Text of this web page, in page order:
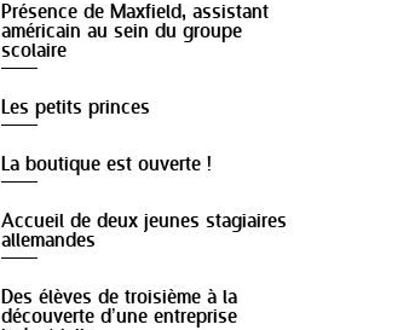
Présence de Maxfield, assistant
américain au sein du groupe
scolaire
Les petits princes
La boutique est ouverte !
Accueil de deux jeunes stagiaires
allemandes
Des élèves de troisième à la
découverte d’une entreprise